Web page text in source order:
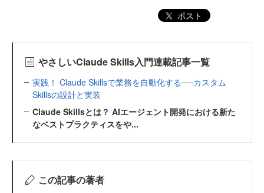
ポスト
やさしいClaude Skills入門連載記事一覧
実践！ Claude Skillsで業務を自動化する──カスタム
Skillsの設計と実装
Claude Skillsとは？ AIエージェント開発における新た
なベストプラクティスをや...
この記事の著者